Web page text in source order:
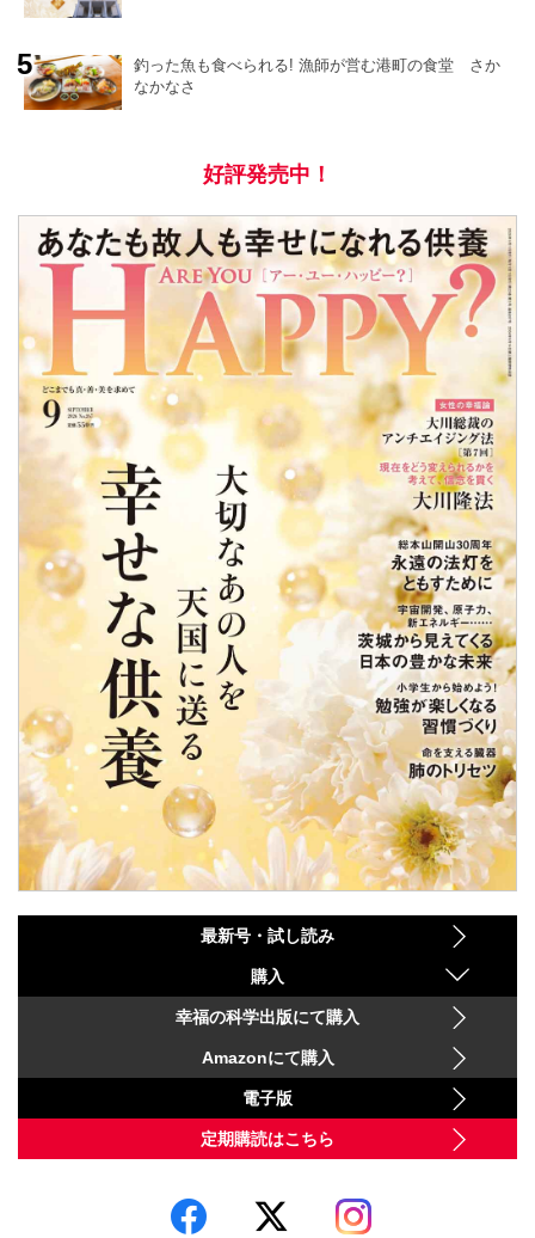
釣った魚も食べられる! 漁師が営む港町の食堂 さか
なかなさ
好評発売中！
最新号・試し読み
購入
幸福の科学出版にて購入
Amazonにて購入
電子版
定期購読はこちら